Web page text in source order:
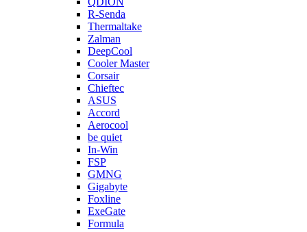
R-Senda
Thermaltake
Zalman
DeepCool
Cooler Master
Corsair
Chieftec
ASUS
Accord
Aerocool
be quiet
In-Win
FSP
GMNG
Gigabyte
Foxline
ExeGate
Formula